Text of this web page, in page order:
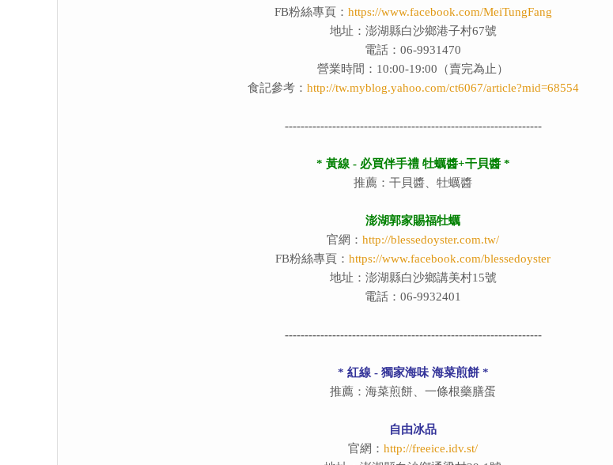
FB粉絲專頁： https://www.facebook.com/MeiTungFang
地址：澎湖縣白沙鄉港子村67號
電話：06-9931470
營業時間：10:00-19:00（賣完為止）
食記參考： http://tw.myblog.yahoo.com/ct6067/article?mid=68554
-----------------------------------------------------------------
* 黃線 - 必買伴手禮 牡蠣醬+干貝醬 *
推薦：干貝醬、牡蠣醬
澎湖郭家賜福牡蠣
官網：http://blessedoyster.com.tw/
FB粉絲專頁：https://www.facebook.com/blessedoyster
地址：澎湖縣白沙鄉講美村15號
電話：06-9932401
-----------------------------------------------------------------
* 紅線 - 獨家海味 海菜煎餅 *
推薦：海菜煎餅、一條根藥膳蛋
自由冰品
官網：http://freeice.idv.st/